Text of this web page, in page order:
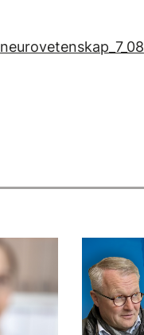
neurovetenskap_7_08